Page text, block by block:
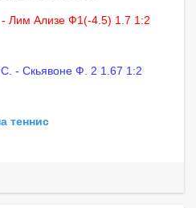
Лим Ализе Ф1(-4.5) 1.7 1:2
- Скьявоне Ф. 2 1.67 1:2
теннис